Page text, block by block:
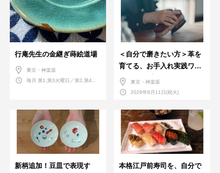
行庵先生の金継ぎ蒔絵道場
東京・神楽坂
毎月 第1,第3火曜日／第2,第4火
＜自分で磨きたい方＞革を
育てる、お手入れ実践ワー
クショップ。基本編！
東京・神楽坂
2026年8月11日(祝火)
新柄追加！豆皿で表現す
本格江戸前寿司を、自分で